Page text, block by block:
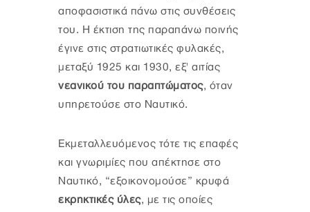
αποφασιστικά πάνω στις συνθέσεις
του. Η έκτιση της παραπάνω ποινής
έγινε στις στρατιωτικές φυλακές,
μεταξύ 1925 και 1930, εξ' αιτίας
νεανικού του παραπτώματος, όταν
υπηρετούσε στο Ναυτικό.
Εκμεταλλευόμενος τότε τις επαφές
και γνωριμίες που απέκτησε στο
Ναυτικό, “εξοικονομούσε” κρυφά
εκρηκτικές ύλες, με τις οποίες